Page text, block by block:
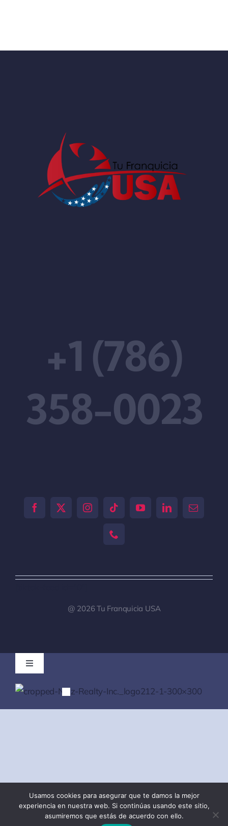
+1 (786)
358-0023
@ 2026 Tu Franquicia USA
Toggle
Tu Franquicia Venezuela
PodcastUsamos cookies para asegurar que te damos la mejor
experiencia en nuestra web. Si continúas usando este sitio,
asumiremos que estás de acuerdo con ello.